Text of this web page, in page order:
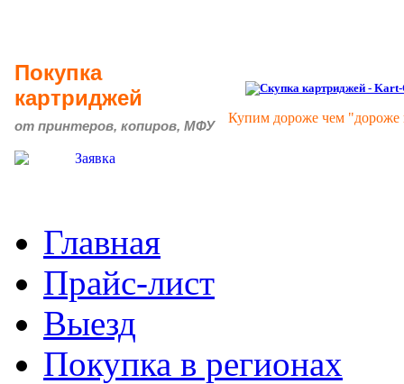
Покупка
картриджей
от принтеров, копиров, МФУ
Купим дороже чем
Главная
Прайс-лист
Выезд
Покупка в регионах